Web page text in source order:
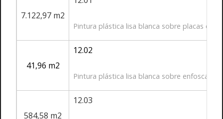
7.122,97 m2
Pintura plástica lisa blanca sobre placas de
41,96 m2
12.02
Pintura plástica lisa blanca sobre enfoscado
584,58 m2
12.03